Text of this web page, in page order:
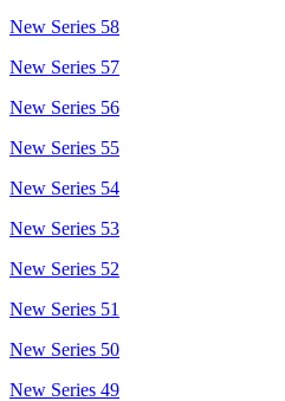
New Series 58
New Series 57
New Series 56
New Series 55
New Series 54
New Series 53
New Series 52
New Series 51
New Series 50
New Series 49